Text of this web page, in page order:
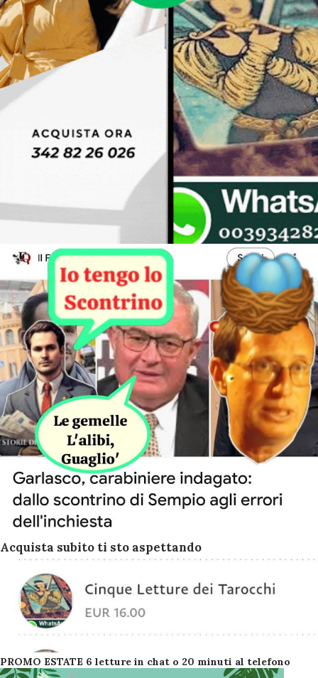
Acquista subito ti sto aspettando
PROMO ESTATE 6 letture in chat o 20 minuti al telefono